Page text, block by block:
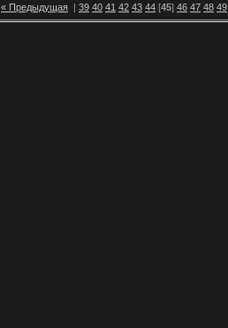
« Предыдущая | 39 40 41 42 43 44 [45] 46 47 48 49